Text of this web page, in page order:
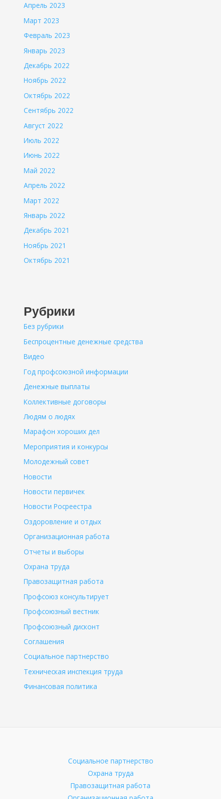
Апрель 2023
Март 2023
Февраль 2023
Январь 2023
Декабрь 2022
Ноябрь 2022
Октябрь 2022
Сентябрь 2022
Август 2022
Июль 2022
Июнь 2022
Май 2022
Апрель 2022
Март 2022
Январь 2022
Декабрь 2021
Ноябрь 2021
Октябрь 2021
Рубрики
Без рубрики
Беспроцентные денежные средства
Видео
Год профсоюзной информации
Денежные выплаты
Коллективные договоры
Людям о людях
Марафон хороших дел
Мероприятия и конкурсы
Молодежный совет
Новости
Новости первичек
Новости Росреестра
Оздоровление и отдых
Организационная работа
Отчеты и выборы
Охрана труда
Правозащитная работа
Профсоюз консультирует
Профсоюзный вестник
Профсоюзный дисконт
Соглашения
Социальное партнерство
Техническая инспекция труда
Финансовая политика
Социальное партнерство
Охрана труда
Правозащитная работа